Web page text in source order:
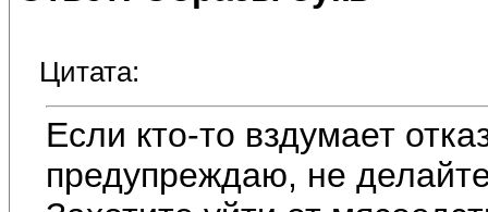
Цитата:
Если кто-то вздумает
предупреждаю, не